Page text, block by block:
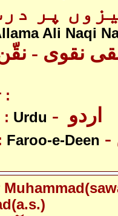
پر
Ali Naqi
:
: Urdu
Faroo-e-Deen